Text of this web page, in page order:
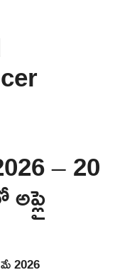
– 20
2026